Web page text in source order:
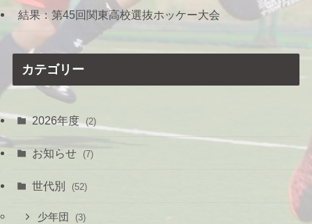
結果：第45回関東高校選抜ホッケー大会
カテゴリー
2026年度 (2)
お知らせ (7)
世代別 (52)
少年団 (3)